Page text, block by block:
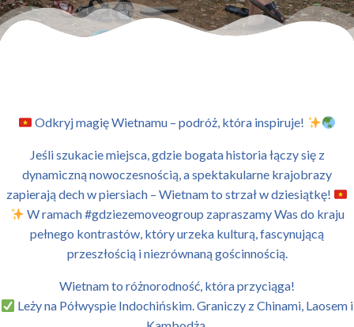
Odkryj magię Wietnamu – podróż, która inspiruje!
Jeśli szukacie miejsca, gdzie bogata historia łączy się z
dynamiczną nowoczesnością, a spektakularne krajobrazy
zapierają dech w piersiach – Wietnam to strzał w dziesiątkę!
W ramach #gdziezemoveogroup zapraszamy Was do kraju
pełnego kontrastów, który urzeka kulturą, fascynującą
przeszłością i niezrównaną gościnnością.
Wietnam to różnorodność, która przyciąga!
Leży na Półwyspie Indochińskim. Graniczy z Chinami, Laosem i